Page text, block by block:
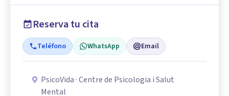
Reserva tu cita
Teléfono WhatsApp Email
PsicoVida · Centre de Psicologia i Salut
Mental